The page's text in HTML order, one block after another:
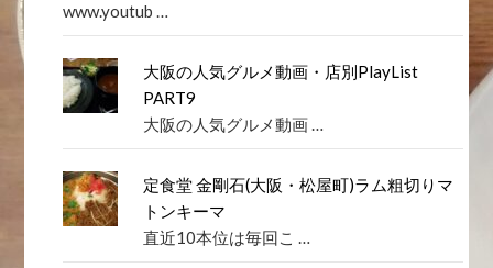
www.youtub …
大阪の人気グルメ動画・店別PlayList
PART9
大阪の人気グルメ動画 …
定食堂 金剛石(大阪・松屋町)ラム粗切りマ
トンキーマ
直近10本位は毎回こ …